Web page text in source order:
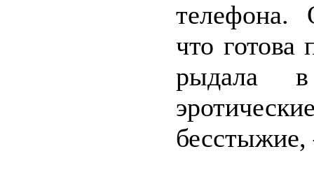
телефона.
что готова
рыдала в
бесстыжие,